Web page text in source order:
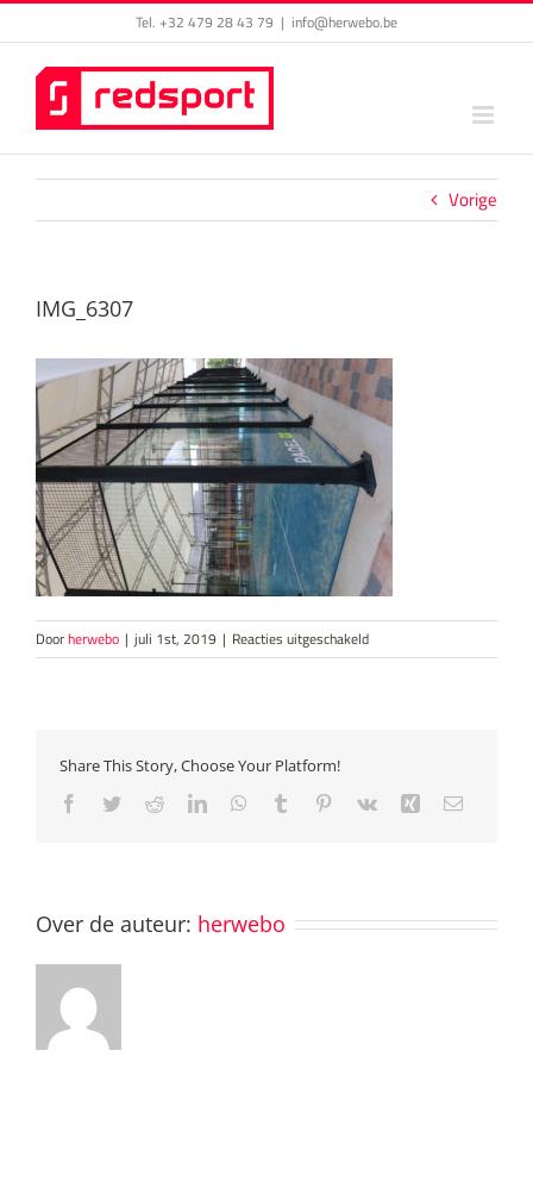
to
content
Tel. +32 479 28 43 79 | info@herwebo.be
Vorige
IMG_6307
Doorherwebo | juli 1st, 2019 | Reacties uitgeschakeldvoor
IMG_6307
Share This Story, Choose Your Platform!
Facebook
TwitterRedditLinkedInWhatsApp
Tumblr Pinterest
Vk Xing E-
Over de auteur: herwebo